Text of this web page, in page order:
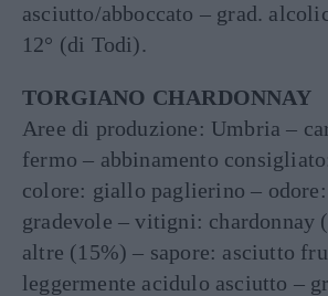
asciutto/abboccato – grad.
12° (di Todi).
TORGIANO CHARDONNAY
Aree di produzione: Umbria –
fermo – abbinamento
colore: giallo paglierino –
gradevole – vitigni: chardonnay
altre (15%) – sapore: asciutto
leggermente acidulo asciutto –